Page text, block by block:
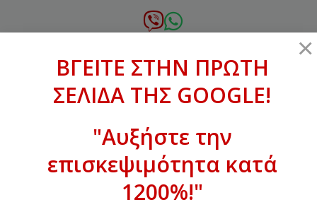
σε
xanthogenous@gmail.com
ΒΓΕΙΤΕ ΣΤΗΝ ΠΡΩΤΗ ΣΕΛΙΔΑ ΤΗΣ
GOOGLE!
×
ΒΓΕΙΤΕ ΣΤΗΝ ΠΡΩΤΗ
ΣΕΛΙΔΑ ΤΗΣ GOOGLE!
"Αυξήστε την
επισκεψιμότητα κατά
1200%!"